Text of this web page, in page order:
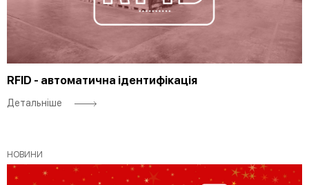
RFID - автоматична ідентифікація
Детальніше
НОВИНИ